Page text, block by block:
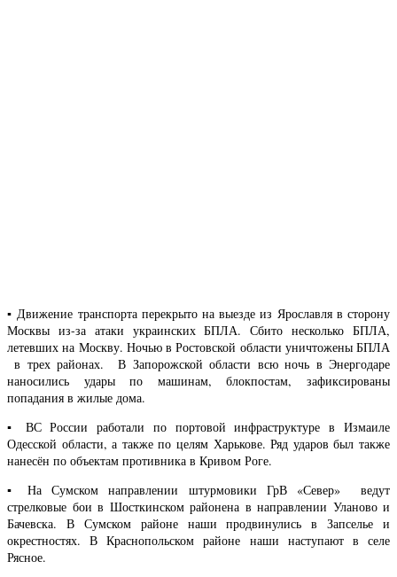
▪️ Движение транспорта перекрыто на выезде из Ярославля в сторону
Москвы из-за атаки украинских БПЛА. Сбито несколько БПЛА,
летевших на Москву. Ночью в Ростовской области уничтожены БПЛА
в трех районах. В Запорожской области всю ночь в Энергодаре
наносились удары по машинам, блокпостам, зафиксированы
попадания в жилые дома.
▪️ ВС России работали по портовой инфраструктуре в Измаиле
Одесской области, а также по целям Харькове. Ряд ударов был также
нанесён по объектам противника в Кривом Роге.
▪️ На Сумском направлении штурмовики ГрВ «Север» ведут
стрелковые бои в Шосткинском районена в направлении Уланово и
Бачевска. В Сумском районе наши продвинулись в Запселье и
окрестностях. В Краснопольском районе наши наступают в селе
Рясное.